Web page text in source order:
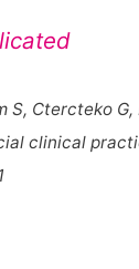
S, Ctercteko G,
clinical